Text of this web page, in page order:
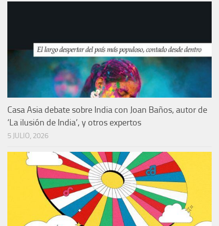
Casa Asia debate sobre India con Joan Baños, autor de
‘La ilusión de India’, y otros expertos
5 JULIO, 2026